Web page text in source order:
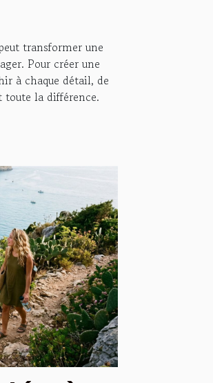
transformer une
Pour créer une
à chaque détail, de
toute la différence.